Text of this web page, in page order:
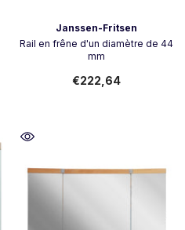
Vendeur:Janssen-Fritsen
Rail en frêne d'un diamètre de 44
mm
€222,64